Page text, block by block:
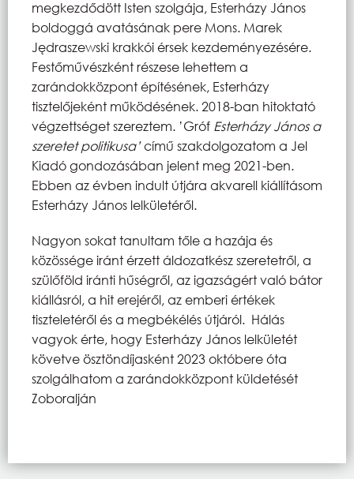
megkezdődött Isten szolgája, Esterházy János
boldoggá avatásának pere Mons. Marek
Jędraszewski krakkói érsek kezdeményezésére.
Festőművészként részese lehettem a
zarándokközpont építésének, Esterházy
tisztelőjeként működésének. 2018-ban hitoktató
végzettséget szereztem. ’Gróf Esterházy János a
szeretet politikusa’című szakdolgozatom a Jel
Kiadó gondozásában jelent meg 2021-ben.
Ebben az évben indult útjára akvarell kiállításom
Esterházy János lelkületéről.
Nagyon sokat tanultam tőle a hazája és
közössége iránt érzett áldozatkész szeretetről, a
szülőföld iránti hűségről, az igazságért való bátor
kiállásról, a hit erejéről, az emberi értékek
tiszteletéről és a megbékélés útjáról. Hálás
vagyok érte, hogy Esterházy János lelkületét
követve ösztöndíjasként 2023 októbere óta
szolgálhatom a zarándokközpont küldetését
Zoboralján